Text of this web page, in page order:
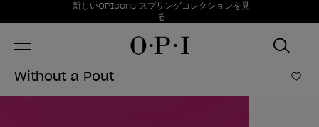
お得情報新しいOPIcons スプリングコレクションを見
る
Item 1 of 1
Without a Pout ほ